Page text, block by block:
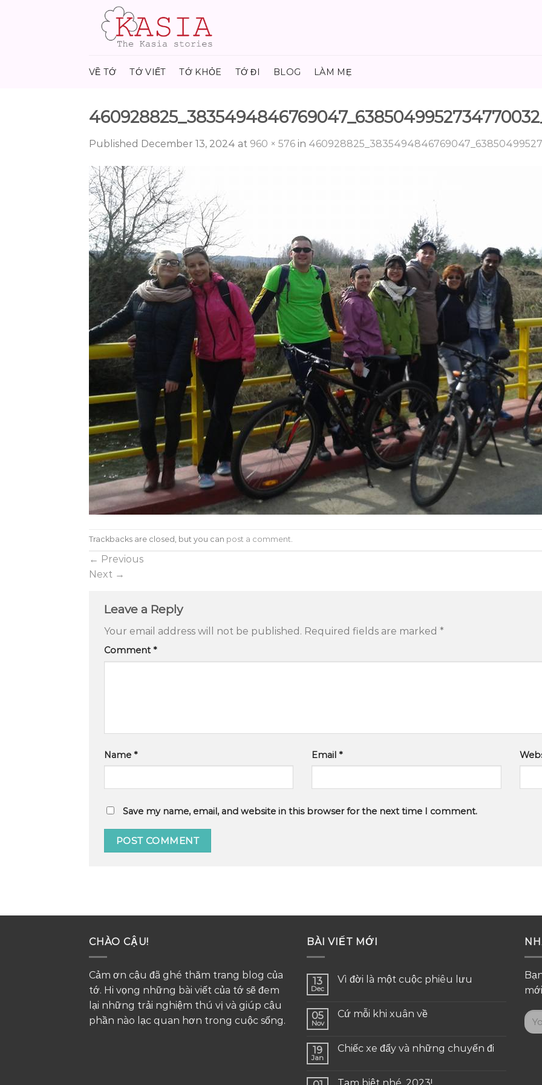
VỀ TỚ TỚ VIẾT TỚ KHỎE TỚ ĐI BLOG LÀM MẸ
Published December 13, 2024 at 960 × 576 in
Trackbacks are closed, but you can post a comment
← Previous
Next →
Leave a Reply
Your email address will not be published. Required fields are marked *
Comment*
Name * Email*
Save my name, email, and website in this browser for the next time I comment.
CHÀO CẬU!
Cảm ơn cậu đã ghé thăm trang blog của
tớ. Hi vọng những bài viết của tớ sẽ đem
lại những trải nghiệm thú vị và giúp cậu
phần nào lạc quan hơn trong cuộc sống.
BÀI VIẾT MỚI
13
Dec
Vì đời là một cuộc phiêu lưu
05
Nov
Cứ mỗi khi xuân về
19
Jan
Chiếc xe đẩy và những chuyến đi
Tạm biệt nhé, 2023!